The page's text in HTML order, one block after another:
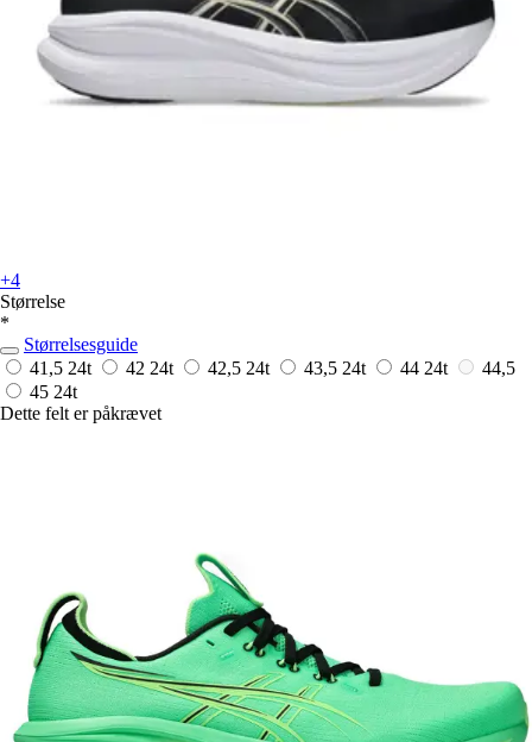
+4
Størrelse
*
Størrelsesguide
41,5 24t 42 24t 42,5 24t 43,5 24t 44 24t
44,5
45 24t
Dette felt er påkrævet